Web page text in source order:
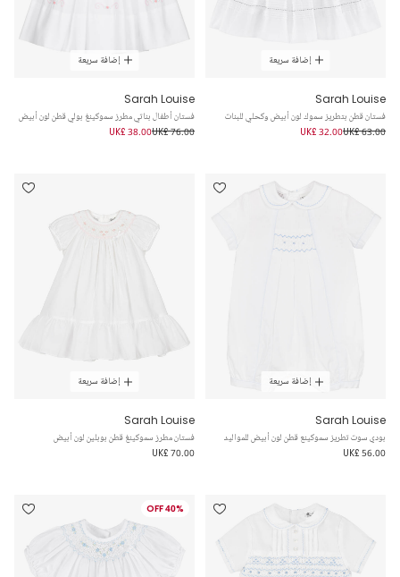
إضافة سريعة
Sarah Louise
فستان قطن بتطريز سموك لون أبيض وكحلي للبنات
UK£ 63.00
UK£ 32.00
إضافة سريعة
Sarah Louise
فستان أطفال بناتي مطرز سموكينغ بولي قطن لون أبيض
UK£ 76.00
UK£ 38.00
إضافة سريعة
Sarah Louise
بودي سوت تطريز سموكينع قطن لون أبيض للمواليد
UK£ 56.00
إضافة سريعة
Sarah Louise
فستان مطرز سموكينغ قطن بوبلين لون أبيض
UK£ 70.00
40% OFF